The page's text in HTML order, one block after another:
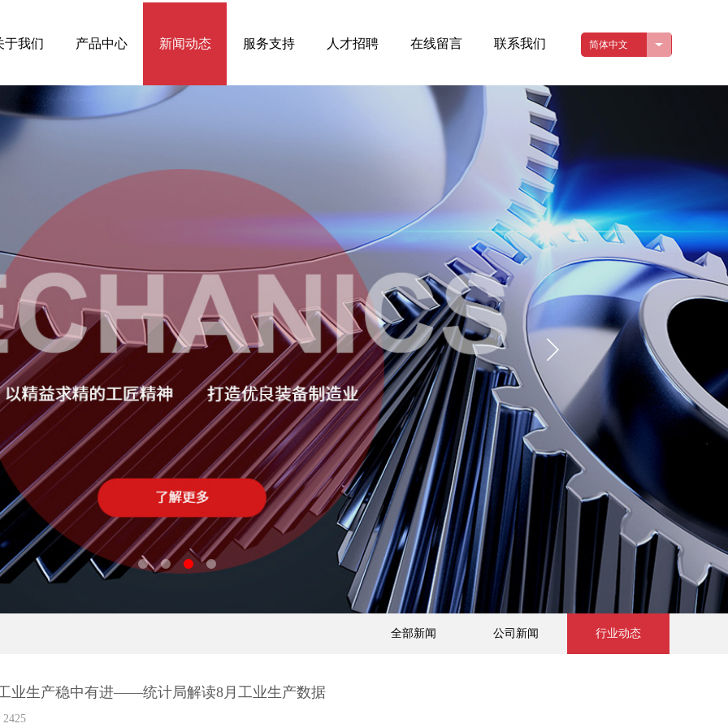
于我们 产品中心 新闻动态 服务支持 人才招聘 在线留言 联系我们 简体中文
全部新闻 公司新闻 行业动态
业生产稳中有进——统计局解读8月工业生产数据
2425